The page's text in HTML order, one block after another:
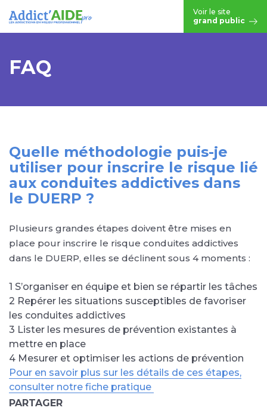
Voir le site
grand public
FAQ
Quelle méthodologie puis-je
utiliser pour inscrire le risque lié
aux conduites addictives dans
le DUERP ?
Plusieurs grandes étapes doivent être mises en
place pour inscrire le risque conduites addictives
dans le DUERP, elles se déclinent sous 4 moments :
1 S’organiser en équipe et bien se répartir les tâches
2 Repérer les situations susceptibles de favoriser
les conduites addictives
3 Lister les mesures de prévention existantes à
mettre en place
4 Mesurer et optimiser les actions de prévention
Pour en savoir plus sur les détails de ces étapes,
consulter notre fiche pratique
PARTAGER